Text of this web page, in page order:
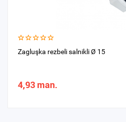
Zagluşka rezbeli salnikli Ø 15
4,93 man.